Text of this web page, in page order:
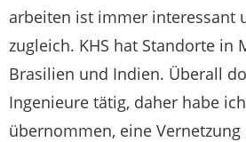
arbeiten ist immer interessant
zugleich. KHS hat Standorte in
Brasilien und Indien. Überall
Ingenieure tätig, daher habe
übernommen, eine